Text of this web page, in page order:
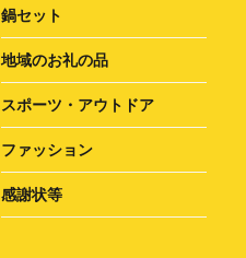
鍋セット
地域のお礼の品
スポーツ・アウトドア
ファッション
感謝状等